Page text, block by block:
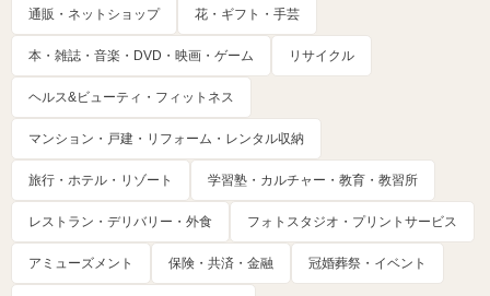
通販・ネットショップ 花・ギフト・手芸
本・雑誌・音楽・DVD・映画・ゲーム リサイクル
ヘルス&ビューティ・フィットネス
マンション・戸建・リフォーム・レンタル収納
旅行・ホテル・リゾート 学習塾・カルチャー・教育・教習所
レストラン・デリバリー・外食 フォトスタジオ・プリントサービス
アミューズメント 保険・共済・金融 冠婚葬祭・イベント